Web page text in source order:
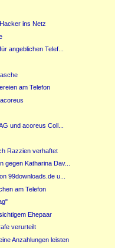
ins Netz
angeblichen Telef...
am Telefon
und acoreus Coll...
Razzien verhaftet
gegen Katharina Dav...
99downloads.de u...
am Telefon
Ehepaar
verurteilt
Anzahlungen leisten